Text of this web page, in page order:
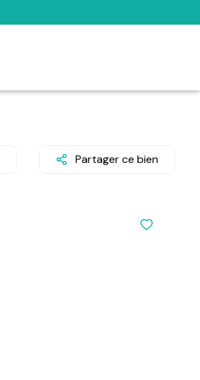
Partager ce bien